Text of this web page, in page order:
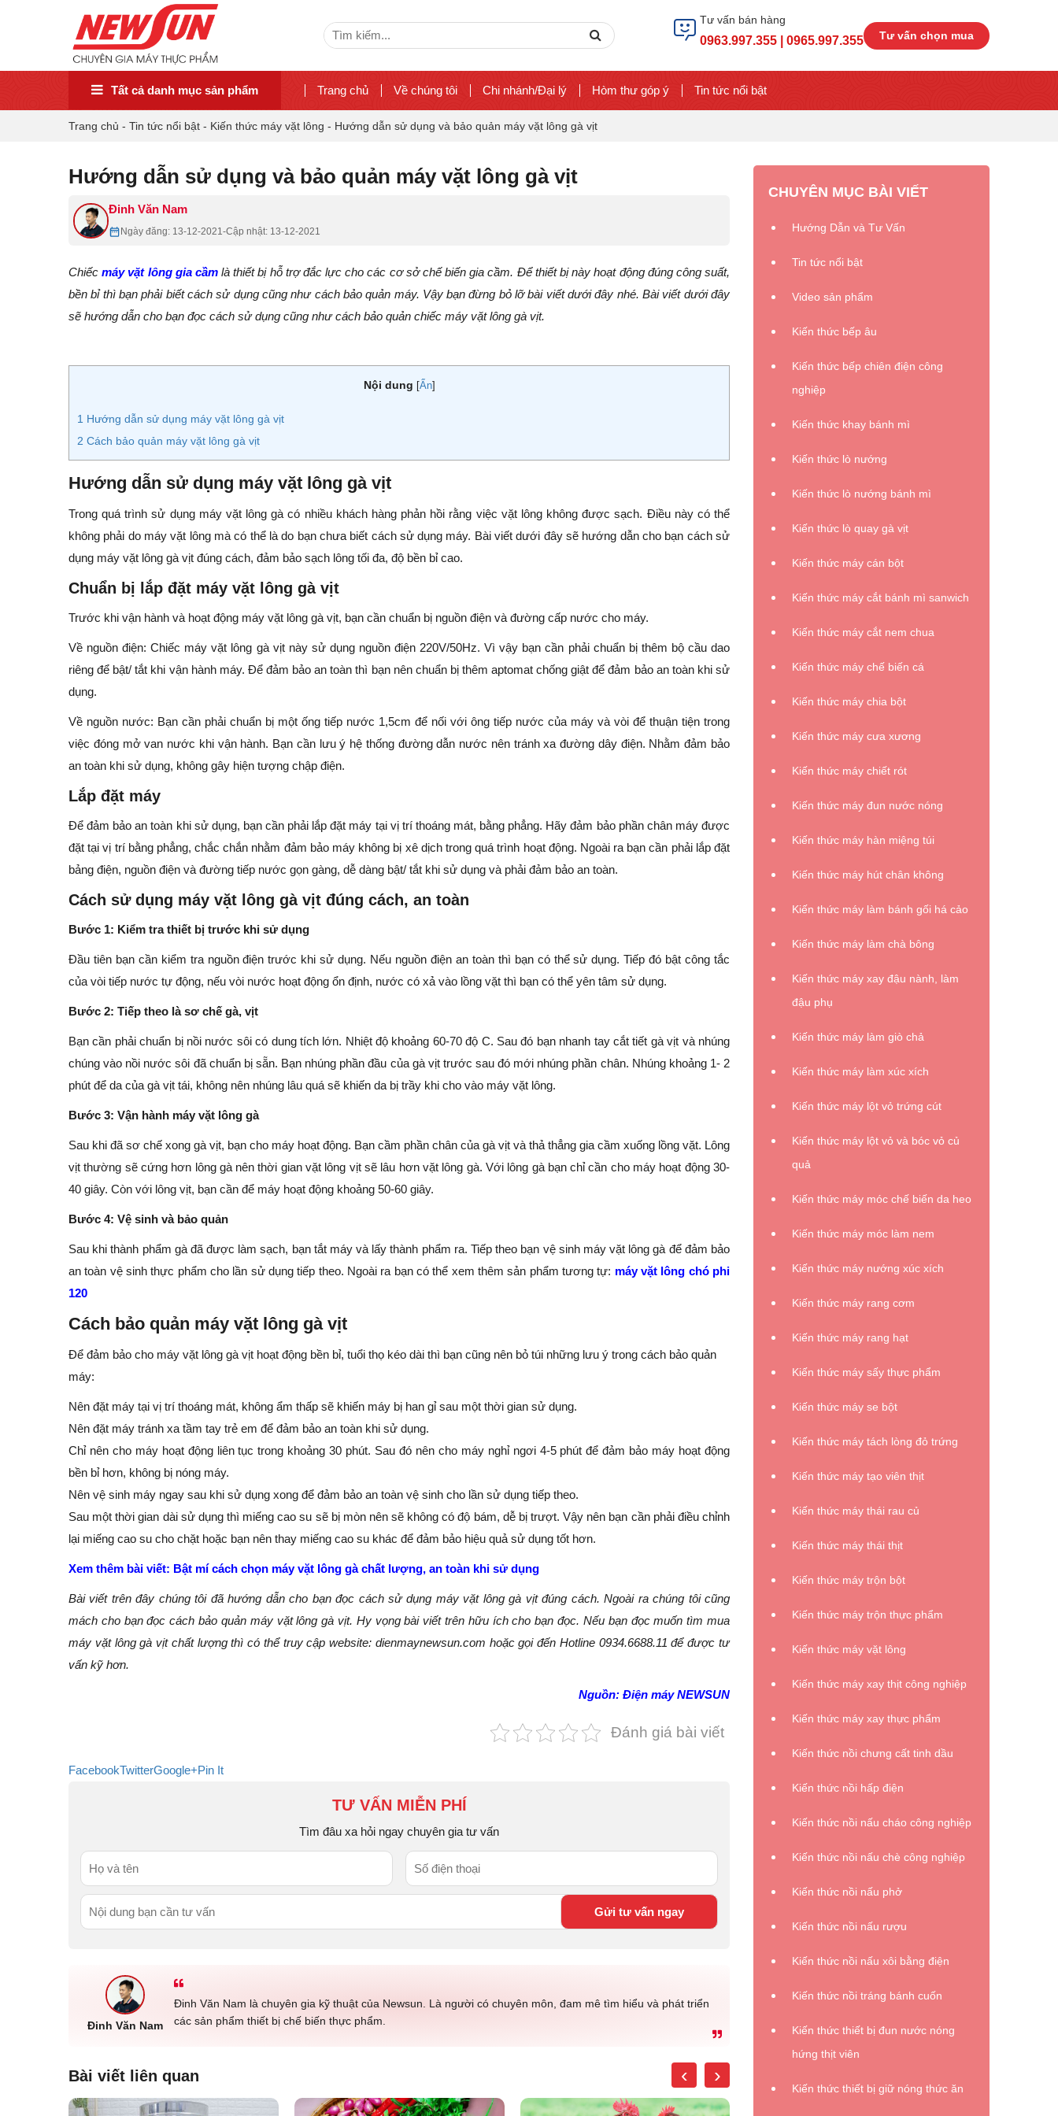
Search
Search
Tư vấn bán hàng
0963.997.355 | 0965.997.355 Tư vấn chọn mua
Tất cả danh mục sản phẩm Trang chủ Về chúng tôi Chi nhánh/Đại lý Hòm thư góp ý Tin tức nổi bật
Trang chủ - Tin tức nổi bật - Kiến thức máy vặt lông - Hướng dẫn sử dụng và bảo quản máy vặt lông gà vịt
Hướng dẫn sử dụng và bảo quản máy vặt lông gà vịt
Đinh Văn Nam
Ngày đăng: 13-12-2021-Cập nhật: 13-12-2021
Chiếcmáy vặt lông gia cầmlà thiết bị hỗ trợ đắc lực cho các cơ sở chế biến gia cầm. Để thiết bị này hoạt động đúng công suất,
bền bỉ thì bạn phải biết cách sử dụng cũng như cách bảo quản máy. Vậy bạn đừng bỏ lỡ bài viết dưới đây nhé. Bài viết dưới đây
sẽ hướng dẫn cho bạn đọc cách sử dụng cũng như cách bảo quản chiếc máy vặt lông gà vịt.
Nội dung [Ẩn]
1 Hướng dẫn sử dụng máy vặt lông gà vịt
2 Cách bảo quản máy vặt lông gà vịt
Hướng dẫn sử dụng máy vặt lông gà vịt
Trong quá trình sử dụng máy vặt lông gà có nhiều khách hàng phản hồi rằng việc vặt lông không được sạch. Điều này có thể
không phải do máy vặt lông mà có thể là do bạn chưa biết cách sử dụng máy. Bài viết dưới đây sẽ hướng dẫn cho bạn cách sử
dụng máy vặt lông gà vịt đúng cách, đảm bảo sạch lông tối đa, độ bền bỉ cao.
Chuẩn bị lắp đặt máy vặt lông gà vịt
Trước khi vận hành và hoạt động máy vặt lông gà vịt, bạn cần chuẩn bị nguồn điện và đường cấp nước cho máy.
Về nguồn điện: Chiếc máy vặt lông gà vịt này sử dụng nguồn điện 220V/50Hz. Vì vậy bạn cần phải chuẩn bị thêm bộ cầu dao
riêng để bật/ tắt khi vận hành máy. Để đảm bảo an toàn thì bạn nên chuẩn bị thêm aptomat chống giật để đảm bảo an toàn khi sử
dụng.
Về nguồn nước: Bạn cần phải chuẩn bị một ống tiếp nước 1,5cm để nối với ông tiếp nước của máy và vòi để thuận tiện trong
việc đóng mở van nước khi vận hành. Bạn cần lưu ý hệ thống đường dẫn nước nên tránh xa đường dây điện. Nhằm đảm bảo
an toàn khi sử dụng, không gây hiện tượng chập điện.
Lắp đặt máy
Để đảm bảo an toàn khi sử dụng, bạn cần phải lắp đặt máy tại vị trí thoáng mát, bằng phẳng. Hãy đảm bảo phần chân máy được
đặt tại vị trí bằng phẳng, chắc chắn nhằm đảm bảo máy không bị xê dịch trong quá trình hoạt động. Ngoài ra bạn cần phải lắp đặt
bảng điện, nguồn điện và đường tiếp nước gọn gàng, dễ dàng bật/ tắt khi sử dụng và phải đảm bảo an toàn.
Cách sử dụng máy vặt lông gà vịt đúng cách, an toàn
Bước 1: Kiểm tra thiết bị trước khi sử dụng
Đầu tiên bạn cần kiểm tra nguồn điện trước khi sử dụng. Nếu nguồn điện an toàn thì bạn có thể sử dụng. Tiếp đó bật công tắc
của vòi tiếp nước tự động, nếu vòi nước hoạt động ổn định, nước có xả vào lồng vặt thì bạn có thể yên tâm sử dụng.
Bước 2: Tiếp theo là sơ chế gà, vịt
Bạn cần phải chuẩn bị nồi nước sôi có dung tích lớn. Nhiệt độ khoảng 60-70 độ C. Sau đó bạn nhanh tay cắt tiết gà vịt và nhúng
chúng vào nồi nước sôi đã chuẩn bị sẵn. Bạn nhúng phần đầu của gà vịt trước sau đó mới nhúng phần chân. Nhúng khoảng 1- 2
phút để da của gà vịt tái, không nên nhúng lâu quá sẽ khiến da bị trầy khi cho vào máy vặt lông.
Bước 3: Vận hành máy vặt lông gà
Sau khi đã sơ chế xong gà vịt, bạn cho máy hoạt động. Bạn cầm phần chân của gà vịt và thả thẳng gia cầm xuống lồng vặt. Lông
vịt thường sẽ cứng hơn lông gà nên thời gian vặt lông vịt sẽ lâu hơn vặt lông gà. Với lông gà bạn chỉ cần cho máy hoạt động 30-
40 giây. Còn với lông vịt, bạn cần để máy hoạt động khoảng 50-60 giây.
Bước 4: Vệ sinh và bảo quản
Sau khi thành phẩm gà đã được làm sạch, bạn tắt máy và lấy thành phẩm ra. Tiếp theo bạn vệ sinh máy vặt lông gà để đảm bảo
an toàn vệ sinh thực phẩm cho lần sử dụng tiếp theo. Ngoài ra bạn có thể xem thêm sản phẩm tương tự: máy vặt lông chó phi
120
Cách bảo quản máy vặt lông gà vịt
Để đảm bảo cho máy vặt lông gà vịt hoạt động bền bỉ, tuổi thọ kéo dài thì bạn cũng nên bỏ túi những lưu ý trong cách bảo quản
máy:
Nên đặt máy tại vị trí thoáng mát, không ẩm thấp sẽ khiến máy bị han gỉ sau một thời gian sử dụng.
Nên đặt máy tránh xa tầm tay trẻ em để đảm bảo an toàn khi sử dụng.
Chỉ nên cho máy hoạt động liên tục trong khoảng 30 phút. Sau đó nên cho máy nghỉ ngơi 4-5 phút để đảm bảo máy hoạt động
bền bỉ hơn, không bị nóng máy.
Nên vệ sinh máy ngay sau khi sử dụng xong để đảm bảo an toàn vệ sinh cho lần sử dụng tiếp theo.
Sau một thời gian dài sử dụng thì miếng cao su sẽ bị mòn nên sẽ không có độ bám, dễ bị trượt. Vậy nên bạn cần phải điều chỉnh
lại miếng cao su cho chặt hoặc bạn nên thay miếng cao su khác để đảm bảo hiệu quả sử dụng tốt hơn.
Xem thêm bài viết: Bật mí cách chọn máy vặt lông gà chất lượng, an toàn khi sử dụng
Bài viết trên đây chúng tôi đã hướng dẫn cho bạn đọc cách sử dụng máy vặt lông gà vịt đúng cách. Ngoài ra chúng tôi cũng
mách cho bạn đọc cách bảo quản máy vặt lông gà vịt. Hy vọng bài viết trên hữu ích cho bạn đọc. Nếu bạn đọc muốn tìm mua
máy vặt lông gà vịt chất lượng thì có thể truy cập website: dienmaynewsun.com hoặc gọi đến Hotline 0934.6688.11 để được tư
vấn kỹ hơn.
Nguồn: Điện máy NEWSUN
Đánh giá bài viết
FacebookTwitterGoogle+Pin It
TƯ VẤN MIỄN PHÍ
Tìm đâu xa hỏi ngay chuyên gia tư vấn
Đinh Văn Nam
Đinh Văn Nam là chuyên gia kỹ thuật của Newsun. Là người có chuyên môn, đam mê tìm hiểu và phát triển
các sản phẩm thiết bị chế biến thực phẩm.
Bài viết liên quan ‹ ›
CHUYÊN MỤC BÀI VIẾT
Hướng Dẫn và Tư Vấn
Tin tức nổi bật
Video sản phẩm
Kiến thức bếp âu
Kiến thức bếp chiên điện công
nghiệp
Kiến thức khay bánh mì
Kiến thức lò nướng
Kiến thức lò nướng bánh mì
Kiến thức lò quay gà vịt
Kiến thức máy cán bột
Kiến thức máy cắt bánh mì sanwich
Kiến thức máy cắt nem chua
Kiến thức máy chế biến cá
Kiến thức máy chia bột
Kiến thức máy cưa xương
Kiến thức máy chiết rót
Kiến thức máy đun nước nóng
Kiến thức máy hàn miệng túi
Kiến thức máy hút chân không
Kiến thức máy làm bánh gối há cảo
Kiến thức máy làm chà bông
Kiến thức máy xay đậu nành, làm
đậu phụ
Kiến thức máy làm giò chả
Kiến thức máy làm xúc xích
Kiến thức máy lột vỏ trứng cút
Kiến thức máy lột vỏ và bóc vỏ củ
quả
Kiến thức máy móc chế biến da heo
Kiến thức máy móc làm nem
Kiến thức máy nướng xúc xích
Kiến thức máy rang cơm
Kiến thức máy rang hạt
Kiến thức máy sấy thực phẩm
Kiến thức máy se bột
Kiến thức máy tách lòng đỏ trứng
Kiến thức máy tạo viên thịt
Kiến thức máy thái rau củ
Kiến thức máy thái thịt
Kiến thức máy trộn bột
Kiến thức máy trộn thực phẩm
Kiến thức máy vặt lông
Kiến thức máy xay thịt công nghiệp
Kiến thức máy xay thực phẩm
Kiến thức nồi chưng cất tinh dầu
Kiến thức nồi hấp điện
Kiến thức nồi nấu cháo công nghiệp
Kiến thức nồi nấu chè công nghiệp
Kiến thức nồi nấu phở
Kiến thức nồi nấu rượu
Kiến thức nồi nấu xôi bằng điện
Kiến thức nồi tráng bánh cuốn
Kiến thức thiết bị đun nước nóng
hứng thịt viên
Kiến thức thiết bị giữ nóng thức ăn